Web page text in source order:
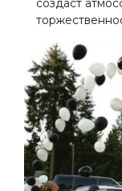
создаст